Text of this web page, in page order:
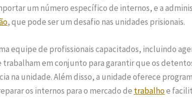
um número específico de internos, e a
, que pode ser um desafio nas unidades prisionais.
equipe de profissionais capacitados, incluindo
trabalham em conjunto para garantir que os
na unidade. Além disso, a unidade oferece
os internos para o mercado de trabalhoe